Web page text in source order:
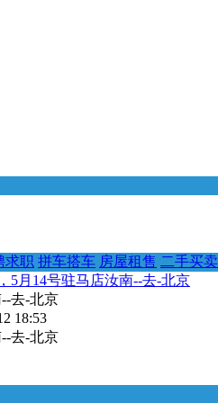
求职 拼车搭车 房屋租售 二手买卖
5月14号驻马店汝南--去-北京
去-北京
18:53
去-北京